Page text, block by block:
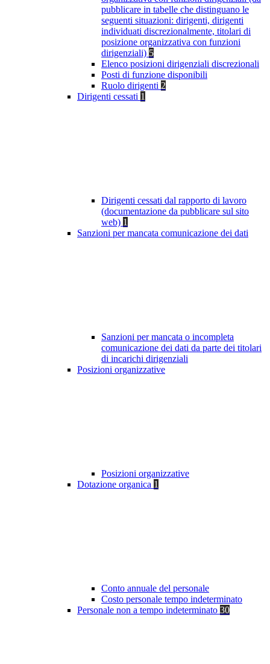
pubblicare in tabelle che distinguano le
seguenti situazioni: dirigenti, dirigenti
individuati discrezionalmente, titolari di
posizione organizzativa con funzioni
dirigenziali) 5
Elenco posizioni dirigenziali discrezionali
Posti di funzione disponibili
Ruolo dirigenti 2
Dirigenti cessati 1
Dirigenti cessati dal rapporto di lavoro
(documentazione da pubblicare sul sito
web) 1
Sanzioni per mancata comunicazione dei dati
Sanzioni per mancata o incompleta
comunicazione dei dati da parte dei titolari
di incarichi dirigenziali
Posizioni organizzative
Posizioni organizzative
Dotazione organica 1
Conto annuale del personale
Costo personale tempo indeterminato
Personale non a tempo indeterminato 30